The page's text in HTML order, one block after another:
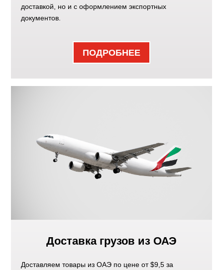
доставкой, но и с оформлением экспортных
документов.
ПОДРОБНЕЕ
Доставка грузов из ОАЭ
Доставляем товары из ОАЭ по цене от $9,5 за